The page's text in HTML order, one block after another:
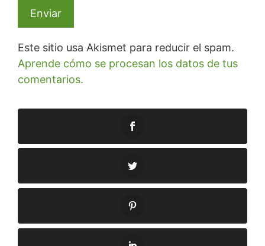
Este sitio usa Akismet para reducir el spam.
Aprende cómo se procesan los datos de tus
comentarios.